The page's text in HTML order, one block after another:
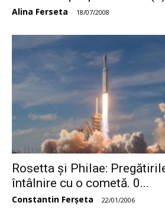
Alina Ferseta - 18/07/2008
Rosetta și Philae:
întâlnire cu o cometă. 0...
Constantin Ferșeta - 22/01/2006